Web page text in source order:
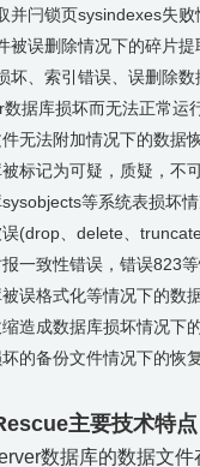
并闩锁页sysindexes失败
被误删除情况下的碎片提
坏、索引错误、误删除
据库损坏而无法正常运
无法附加情况下的数据
标记为可疑，质疑，不
等系统表损坏情
(drop、delete、
一致性错误，错误823
误格式化等情况下的数
造成数据库损坏情况下
的备份文件情况下的恢复
主要技术特点
数据库的数据文